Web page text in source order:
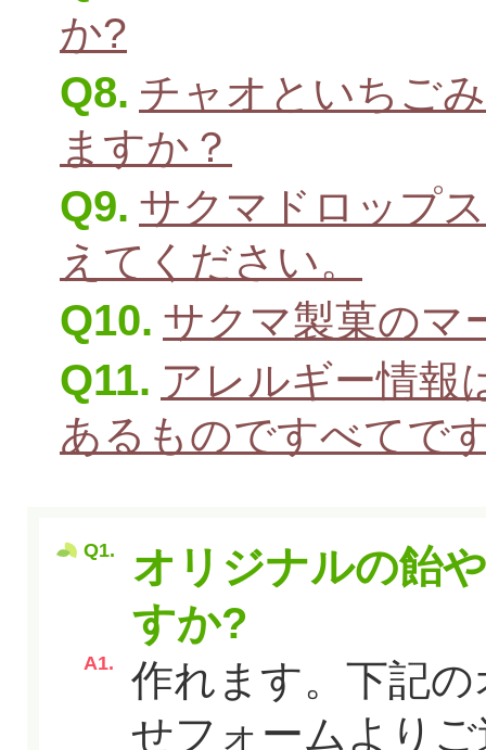
か?
Q8. チャオといちご
ますか？
Q9. サクマドロップ
えてください。
Q10. サクマ製菓のマ
Q11. アレルギー情報
あるものですべてで
Q1.
オリジナルの飴
すか?
A1.
作れます。下記
せフォームより